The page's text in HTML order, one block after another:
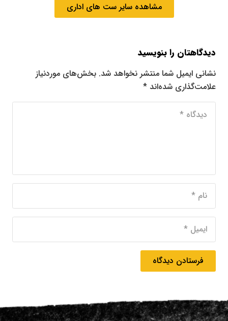
مشاهده سایر ست های اداری
دیدگاهتان را بنویسید
نشانی ایمیل شما منتشر نخواهد شد. بخش‌های موردنیاز
علامت‌گذاری شده‌اند *
فرستادن دیدگاه